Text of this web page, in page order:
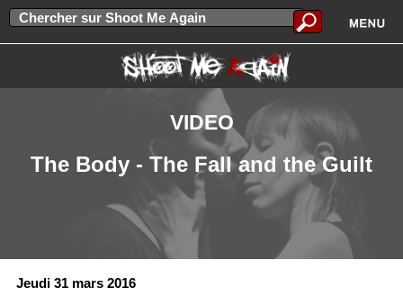
VIDEO
The Body - The Fall and the Guilt
Jeudi 31 mars 2016